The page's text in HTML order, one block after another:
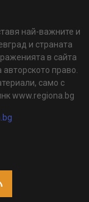
най-важните и
и страната
в сайта
право.
само с
www.regiona.bg